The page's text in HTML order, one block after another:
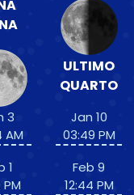
3
AM
1
PM
ULTIMO
QUARTO
Jan 10
03:49 PM
Feb 9
12:44 PM